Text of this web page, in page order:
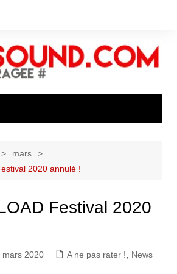
mars
2020 annulé !
Festival 2020
mars 2020 A ne pas rater ! News